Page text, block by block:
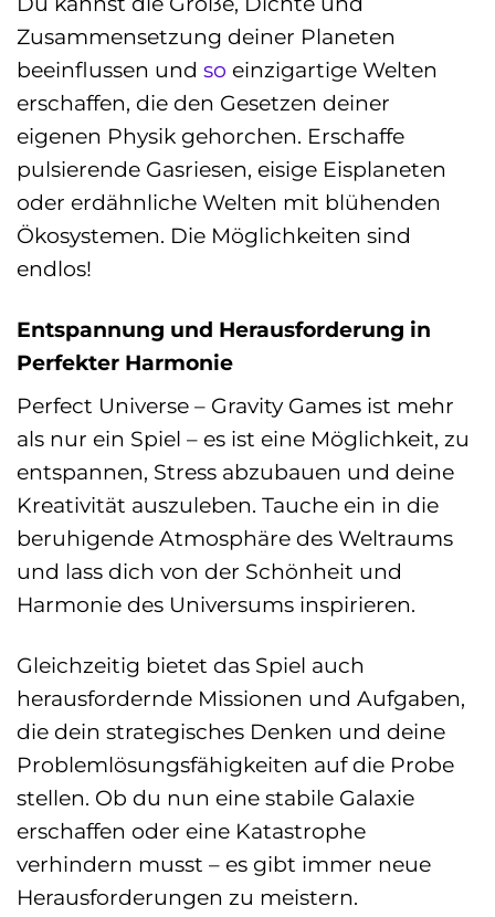
Zusammensetzung deiner Planeten
beeinflussen und so einzigartige Welten
erschaffen, die den Gesetzen deiner
eigenen Physik gehorchen. Erschaffe
pulsierende Gasriesen, eisige Eisplaneten
oder erdähnliche Welten mit blühenden
Ökosystemen. Die Möglichkeiten sind
endlos!
Entspannung und Herausforderung in
Perfekter Harmonie
Perfect Universe – Gravity Games ist mehr
als nur ein Spiel – es ist eine Möglichkeit, zu
entspannen, Stress abzubauen und deine
Kreativität auszuleben. Tauche ein in die
beruhigende Atmosphäre des Weltraums
und lass dich von der Schönheit und
Harmonie des Universums inspirieren.
Gleichzeitig bietet das Spiel auch
herausfordernde Missionen und Aufgaben,
die dein strategisches Denken und deine
Problemlösungsfähigkeiten auf die Probe
stellen. Ob du nun eine stabile Galaxie
erschaffen oder eine Katastrophe
verhindern musst – es gibt immer neue
Herausforderungen zu meistern.